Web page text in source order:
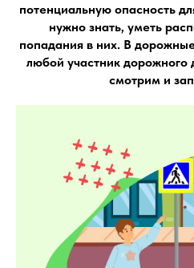
потенциальную опасность
нужно знать, уметь
попадания в них. В
любой участник
смотрим и